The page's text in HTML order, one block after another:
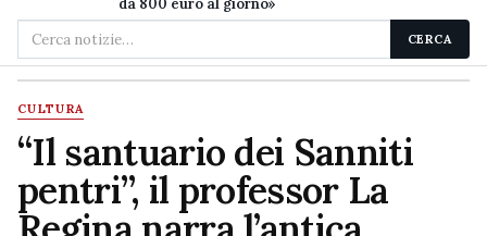
da 800 euro al giorno»
Cerca
nel
sito
CERCA
CULTURA
“Il santuario dei Sanniti
pentri”, il professor La